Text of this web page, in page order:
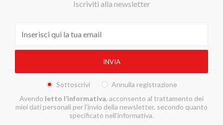
Iscriviti alla newsletter
Sottoscrivi
Annulla registrazione
Avendo letto l’informativa, acconsento al trattamento dei
miei dati personali per l’invio della newsletter, secondo quanto
specificato nell’informativa.